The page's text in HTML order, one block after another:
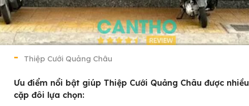
Thiệp Cưới Quảng Châu
Ưu điểm nổi bật giúp Thiệp Cưới Quảng Châu được nhiều
cặp đôi lựa chọn: